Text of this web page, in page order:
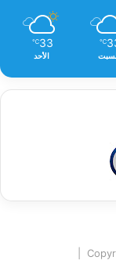
℃
33
℃
الأحد